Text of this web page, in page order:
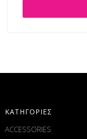
ΚΑΤΗΓΟΡΙΕΣ
ACCESSORIES